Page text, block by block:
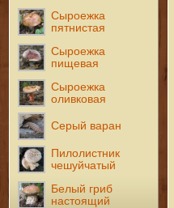
Сыроежка
пятнистая
Сыроежка
пищевая
Сыроежка
оливковая
Серый варан
Пилолистник
чешуйчатый
Белый гриб
настоящий